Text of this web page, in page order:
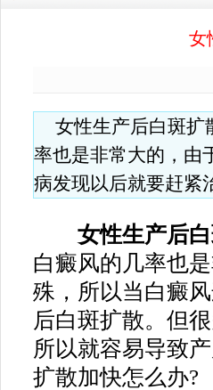
女
女性生产后白斑扩
率也是非常大的，由
病发现以后就要赶紧
女性生产后白
白癜风的几率也
殊，所以当白癜
后白斑扩散。但
所以就容易导致
扩散加快怎么办?